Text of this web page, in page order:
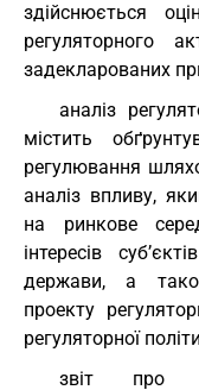
здійснюється
регуляторного
задекларованих
аналіз
містить
регулювання
аналіз впливу,
на ринкове
інтересів
держави, а
проекту
регуляторної
звіт про